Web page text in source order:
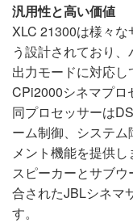
汎用性と高い価値
XLC 21300は様々
う設計されており
出力モードに対応
CPi2000シネマプロ
同プロセッサーは
ーム制御、システ
メント機能を提供
スピーカーとサブ
合されたJBLシネマ
す。